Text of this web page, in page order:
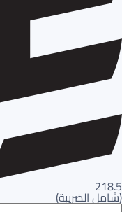
218.5
(شامل الضريبة)